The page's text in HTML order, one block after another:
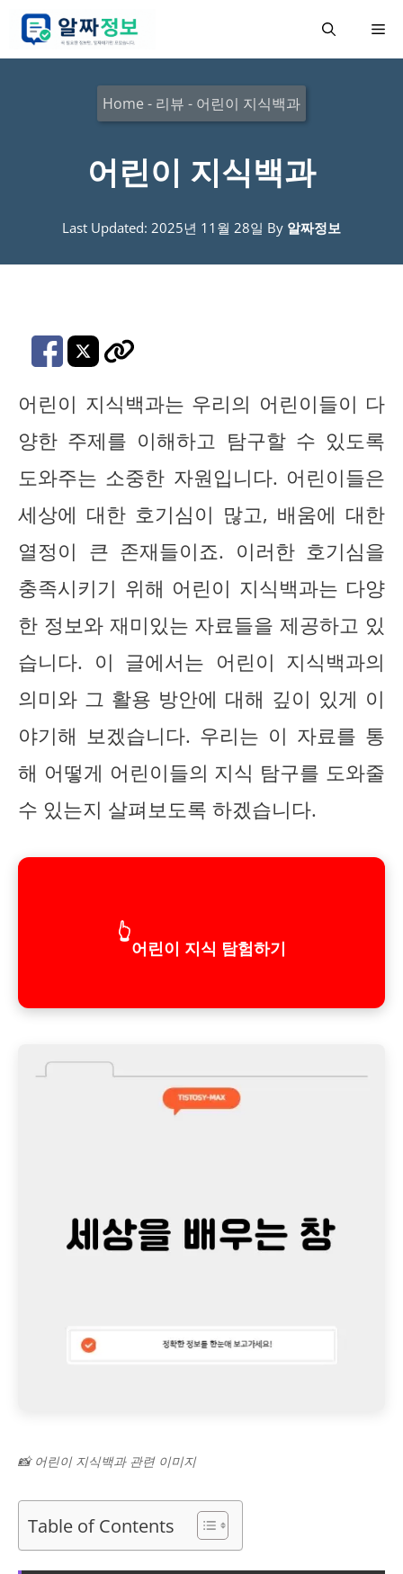
메
Home - 리뷰 - 어린이 지식백과
어린이 지식백과
Last Updated: 2025년 11월 28일 By 알짜정보
어린이 지식백과는 우리의 어린이들이 다
양한 주제를 이해하고 탐구할 수 있도록
도와주는 소중한 자원입니다. 어린이들은
세상에 대한 호기심이 많고, 배움에 대한
열정이 큰 존재들이죠. 이러한 호기심을
충족시키기 위해 어린이 지식백과는 다양
한 정보와 재미있는 자료들을 제공하고 있
습니다. 이 글에서는 어린이 지식백과의
의미와 그 활용 방안에 대해 깊이 있게 이
야기해 보겠습니다. 우리는 이 자료를 통
해 어떻게 어린이들의 지식 탐구를 도와줄
수 있는지 살펴보도록 하겠습니다.
👆
어린이 지식 탐험하기
📸 어린이 지식백과 관련 이미지
Table of Contents